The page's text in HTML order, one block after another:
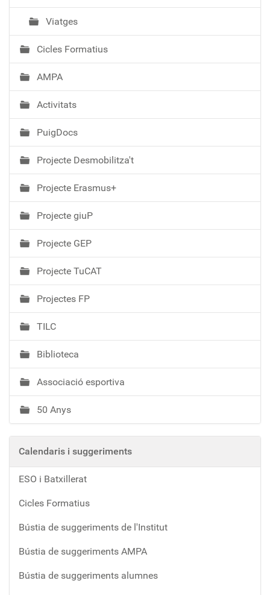
Viatges
Cicles Formatius
AMPA
Activitats
PuigDocs
Projecte Desmobilitza't
Projecte Erasmus+
Projecte giuP
Projecte GEP
Projecte TuCAT
Projectes FP
TILC
Biblioteca
Associació esportiva
50 Anys
Calendaris i suggeriments
ESO i Batxillerat
Cicles Formatius
Bústia de suggeriments de l'Institut
Bústia de suggeriments AMPA
Bústia de suggeriments alumnes